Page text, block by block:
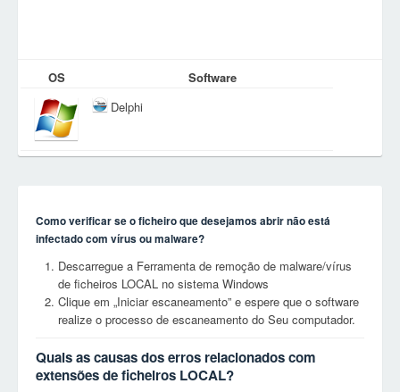
OS
Software
Delphi
Como verificar se o ficheiro que desejamos abrir não está
infectado com vírus ou malware?
Descarregue a Ferramenta de remoção de malware/vírus
de ficheiros LOCAL no sistema Windows
Clique em „Iniciar escaneamento” e espere que o software
realize o processo de escaneamento do Seu computador.
Quais as causas dos erros relacionados com
extensões de ficheiros LOCAL?